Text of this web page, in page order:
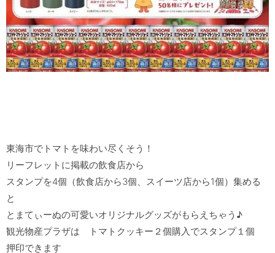
東海市でトマトを味わい尽くそう！
リーフレットに掲載の飲食店から
スタンプを4個（飲食店から3個、スイーツ店から1個）集める
と
とまてぃーぬの可愛いオリジナルグッズがもらえちゃう♪
観光物産プラザは　トマトクッキー２個購入でスタンプ１個
押印できます